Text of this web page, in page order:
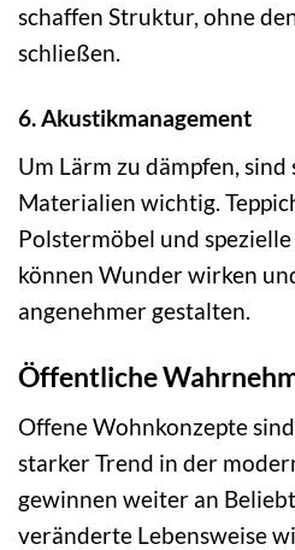
schaffen Struktur, ohne
schließen.
6. Akustikmanagement
Um Lärm zu dämpfen,
Materialien wichtig.
Polstermöbel und
können Wunder wirken
angenehmer gestalten.
Öffentliche
Offene Wohnkonzepte
starker Trend in der
gewinnen weiter an
veränderte Lebensweise